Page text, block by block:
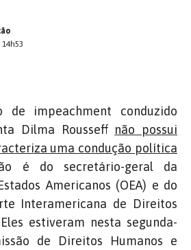
de impeachment conduzido
Dilma Rousseff não possui
uma condução política
é do secretário-geral da
Americanos (OEA) e do
Interamericana de Direitos
estiveram nesta segunda-
de Direitos Humanos e